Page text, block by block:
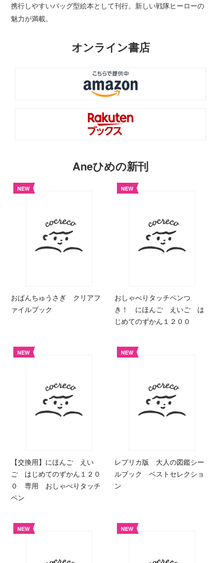
携行しやすいバッグ型絵本として刊行。新しい戦隊ヒーローの
魅力が満載。
オンライン書店
Aneひめの新刊
NEW
おぱんちゅうさぎ クリアフ
ァイルブック
NEW
おしゃべりタッチペンつ
き！ にほんご えいご は
じめてのずかん１２００
NEW
【交換用】にほんご えい
ご はじめてのずかん１２０
０ 専用 おしゃべりタッチ
ペン
NEW
レプリカ版 大人の図鑑シー
ルブック ベストセレクショ
ン
NEW NEW